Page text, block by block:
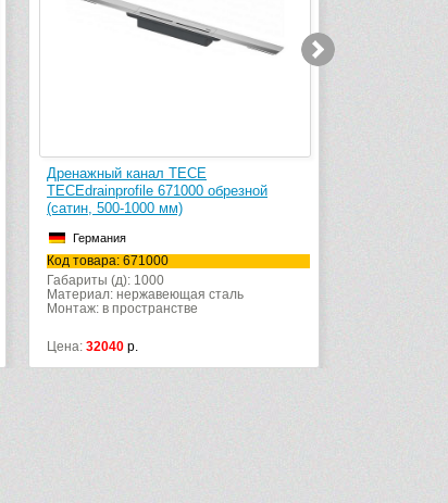
Дренажный канал TECE
TECEdrainprofile 670910 обрезной
(глянцевый, 500-900 мм)
Германия
Код товара: 670910
Габариты (д): 900
Материал: нержавеющая сталь
Монтаж: в пространстве
Цена:35550